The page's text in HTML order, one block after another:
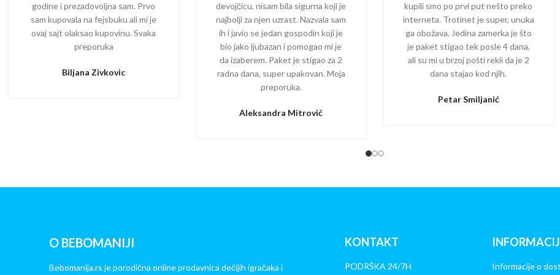
godine i prezadovoljna sam. Prvo
sam kupovala na fejsbuku ali mi je
ovaj sajt olaksao kupovinu. Svaka
preporuka
Biljana Zivkovic
devojčicu, nisam bila sigurna koji je
najbolji za njen uzrast. Nazvala sam
ih i javio se jedan gospodin koji je
bio jako ljubazan i pomogao mi je
da izaberem. Paket je stigao za 2
radna dana, super upakovan. Moja
preporuka.
Aleksandra Mitrović
kupili smo po prvi put nešto preko
interneta. Trotinet je super, unuka
ga obožava. Jedina zamerka je što
je paket stigao tek posle 4 dana,
ali su mi u brzoj pošti rekli da je 2
dana stajao kod njih.
Petar Smiljanić
O BEBOMANIJI
Bebomanija.rs je porodična online prodavnica dečijih igračaka i
KONTAKT
PODRŠKA 24/7H
Informacije o